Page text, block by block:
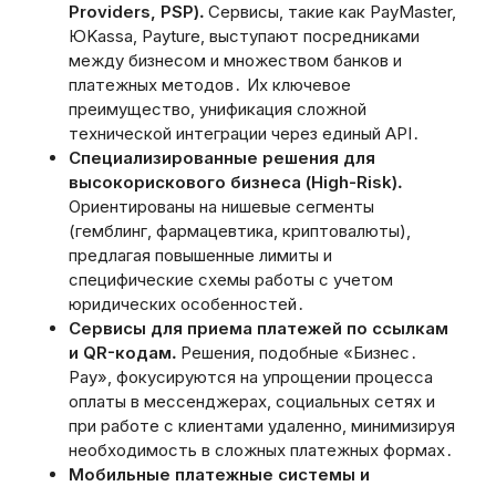
Providers, PSP)․ Сервисы, такие как PayMaster,
ЮKassa, Payture, выступают посредниками
между бизнесом и множеством банков и
платежных методов․ Их ключевое
преимущество, унификация сложной
технической интеграции через единый API․
Специализированные решения для
высокорискового бизнеса (High-Risk)․
Ориентированы на нишевые сегменты
(гемблинг, фармацевтика, криптовалюты),
предлагая повышенные лимиты и
специфические схемы работы с учетом
юридических особенностей․
Сервисы для приема платежей по ссылкам
и QR-кодам․ Решения, подобные «Бизнес․
Pay», фокусируются на упрощении процесса
оплаты в мессенджерах, социальных сетях и
при работе с клиентами удаленно, минимизируя
необходимость в сложных платежных формах․
Мобильные платежные системы и